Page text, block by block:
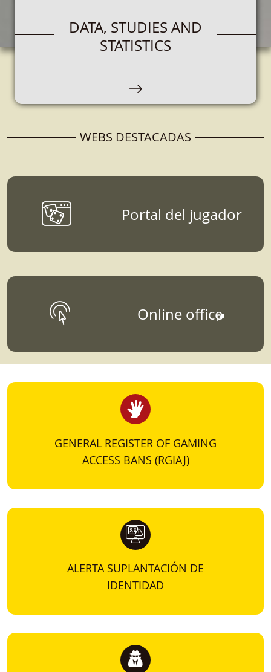
Espacio destinado a empresas que que se
y explotación de juegos de azar.
DATA, STUDIES AND
STATISTICS
DATA, STUDIES AND
STATISTICS
datos, estudios, informes, o estadísticas
vinculados a la Dirección General de
Ordenación del Juego.
WEBS DESTACADAS
Portal del jugador
Online office
GENERAL REGISTER OF GAMING
ACCESS BANS (RGIAJ)
ALERTA SUPLANTACIÓN DE
IDENTIDAD